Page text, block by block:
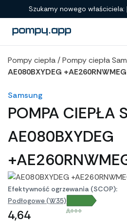
Porównanie
Szukamy nowego właściciela:
Pompy ciepła /Pompy ciepła
AE080BXYDEG +AE260RNWMEG
Samsung
POMPA CIEPŁA
AE080BXYDEG
Efektywność ogrzewania (SCOP):
Podłogowe (W35)
4,64 A+++